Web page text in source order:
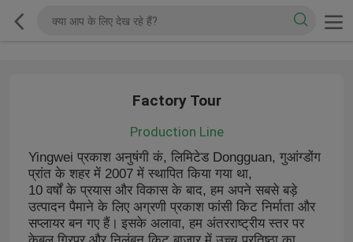
Factory Tour
Production Line
Yingwei प्रकाश अनुषंगी कं, लिमिटेड Dongguan, गुआंग्डोंग
प्रांत के शहर में 2007 में स्थापित किया गया था,
10 वर्षों के प्रयास और विकास के बाद, हम अपने सबसे बड़े
उत्पादन पैमाने के लिए अग्रणी प्रकाश फांसी किट निर्माता और
सप्लायर बन गए हैं। इसके अलावा, हम अंतरराष्ट्रीय स्तर पर